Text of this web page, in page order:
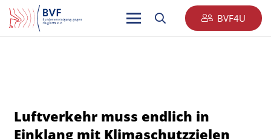
BVF4U
Luftverkehr muss endlich in
Einklang mit Klimaschutzzielen